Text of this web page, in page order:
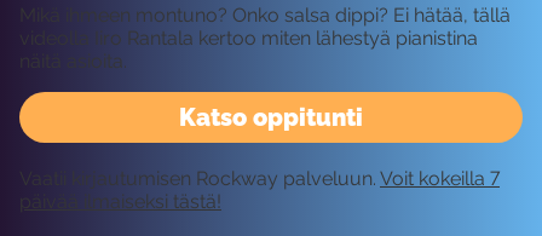
Katso oppitunti
Mikä ihmeen montuno? Onko salsa dippi? Ei hätää, tällä
videolla Iiro Rantala kertoo miten lähestyä pianistina
näitä asioita.
Vaatii kirjautumisen Rockway palveluun. Voit kokeilla 7
päivää ilmaiseksi tästä!